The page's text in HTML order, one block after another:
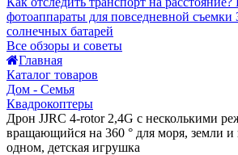
фотоаппараты для повседневной съемки
солнечных батарей
Все обзоры и советы
Главная
Каталог товаров
Дом - Семья
Квадрокоптеры
Дрон JJRC 4-rotor 2,4G с несколькими
вращающийся на 360 ° для моря, земли и
одном, детская игрушка